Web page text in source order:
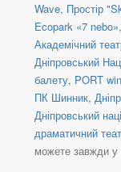
Wave, Простір
Ecopark «7 nebo»,
Академічний
Дніпровський
балету, PORT
ПК Шинник,
Дніпровський
драматичний
можете завжди у